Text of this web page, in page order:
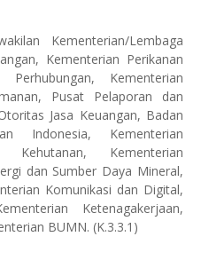
Kementerian/Lembaga
Kementerian Perikanan
Kementerian
Pusat Pelaporan dan
Jasa Keuangan, Badan
Indonesia, Kementerian
Kehutanan, Kementerian
dan Sumber Daya Mineral,
Komunikasi dan Digital,
Ketenagakerjaan,
BUMN. (K.3.3.1)